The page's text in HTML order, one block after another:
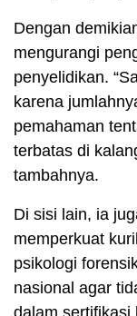
Dengan
mengurangi
penyelidikan.
karena
pemahaman
terbatas di
tambahnya.
Di sisi lain, ia
memperkuat
psikologi
nasional agar